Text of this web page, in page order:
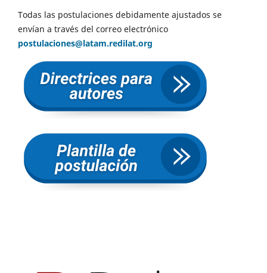
Todas las postulaciones debidamente ajustados se
envían a través del correo electrónico
postulaciones@latam.redilat.org